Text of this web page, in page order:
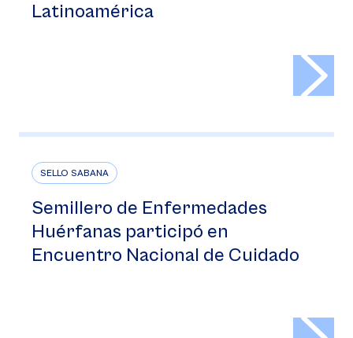
Latinoamérica
SELLO SABANA
Semillero de Enfermedades
Huérfanas participó en
Encuentro Nacional de Cuidado